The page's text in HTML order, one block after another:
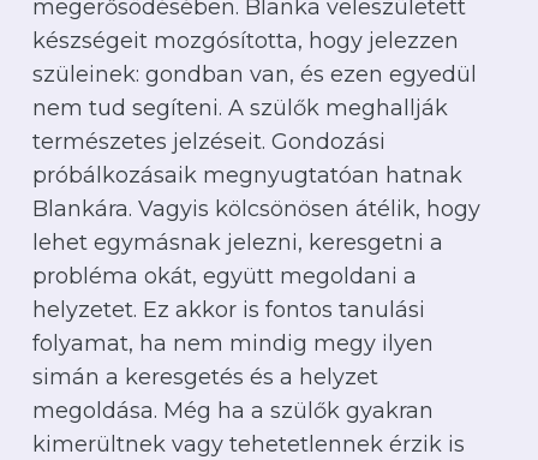
megerősödésében. Blanka veleszületett
készségeit mozgósította, hogy jelezzen
szüleinek: gondban van, és ezen egyedül
nem tud segíteni. A szülők meghallják
természetes jelzéseit. Gondozási
próbálkozásaik megnyugtatóan hatnak
Blankára. Vagyis kölcsönösen átélik, hogy
lehet egymásnak jelezni, keresgetni a
probléma okát, együtt megoldani a
helyzetet. Ez akkor is fontos tanulási
folyamat, ha nem mindig megy ilyen
simán a keresgetés és a helyzet
megoldása. Még ha a szülők gyakran
kimerültnek vagy tehetetlennek érzik is